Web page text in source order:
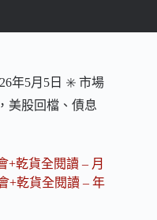
年5月5日 ✳️ 市場
美股回檔、債息
+乾貨全閱讀 – 月
+乾貨全閱讀 – 年